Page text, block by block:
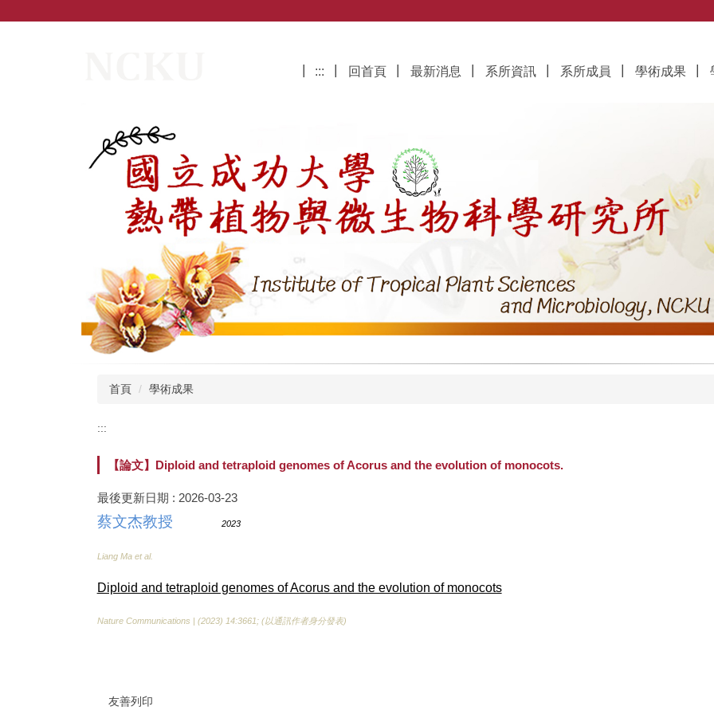
::: 回首頁 最新消息 系所資訊 系所成員 學術成果
首頁 學術成果
:::
【論文】Diploid and tetraploid genomes of Acorus and the evolution of monocots.
最後更新日期 : 2026-03-23
蔡文杰教授 2023
Liang Ma et al.
Diploid and tetraploid genomes of Acorus and the evolution of monocots
Nature Communications | (2023) 14:3661; (以通訊作者身分發表)
友善列印